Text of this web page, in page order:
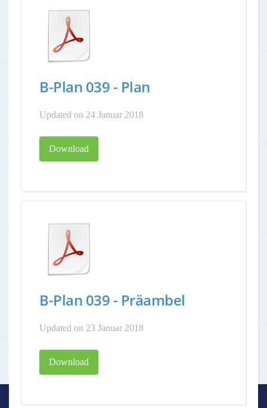
B-Plan 039 - Plan
Updated on 24 Januar 2018
Download
B-Plan 039 - Präambel
Updated on 23 Januar 2018
Download